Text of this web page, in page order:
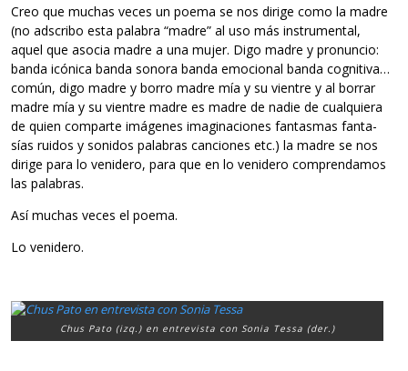
Creo que muchas veces un poema se nos dirige como la madre
(no ads­cribo esta pala­bra “madre” al uso más ins­tru­men­tal,
aquel que aso­cia madre a una mujer. Digo madre y pro­nun­cio:
banda icó­nica banda sonora banda emo­cio­nal banda cog­ni­tiva…
común, digo madre y borro madre mía y su vien­tre y al borrar
madre mía y su vien­tre madre es madre de nadie de cual­quiera
de quien com­parte imá­ge­nes ima­gi­na­cio­nes fan­tas­mas fan­ta­
sías rui­dos y soni­dos pala­bras can­cio­nes etc.) la madre se nos
dirige para lo veni­dero, para que en lo veni­dero com­pren­da­mos
las palabras.
Así muchas veces el poema.
Lo veni­dero.
Chus Pato (izq.) en entrevista con Sonia Tessa (der.)